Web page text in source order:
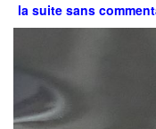
la suite sans